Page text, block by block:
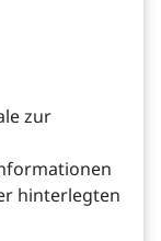
zur
hinterlegten